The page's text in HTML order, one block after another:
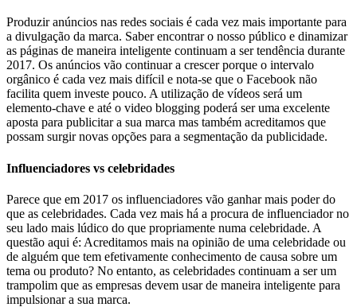
Produzir anúncios nas redes sociais é cada vez mais importante para
a divulgação da marca. Saber encontrar o nosso público e dinamizar
as páginas de maneira inteligente continuam a ser tendência durante
2017. Os anúncios vão continuar a crescer porque o intervalo
orgânico é cada vez mais difícil e nota-se que o Facebook não
facilita quem investe pouco. A utilização de vídeos será um
elemento-chave e até o video blogging poderá ser uma excelente
aposta para publicitar a sua marca mas também acreditamos que
possam surgir novas opções para a segmentação da publicidade.
Influenciadores vs celebridades
Parece que em 2017 os influenciadores vão ganhar mais poder do
que as celebridades. Cada vez mais há a procura de influenciador no
seu lado mais lúdico do que propriamente numa celebridade. A
questão aqui é: Acreditamos mais na opinião de uma celebridade ou
de alguém que tem efetivamente conhecimento de causa sobre um
tema ou produto? No entanto, as celebridades continuam a ser um
trampolim que as empresas devem usar de maneira inteligente para
impulsionar a sua marca.